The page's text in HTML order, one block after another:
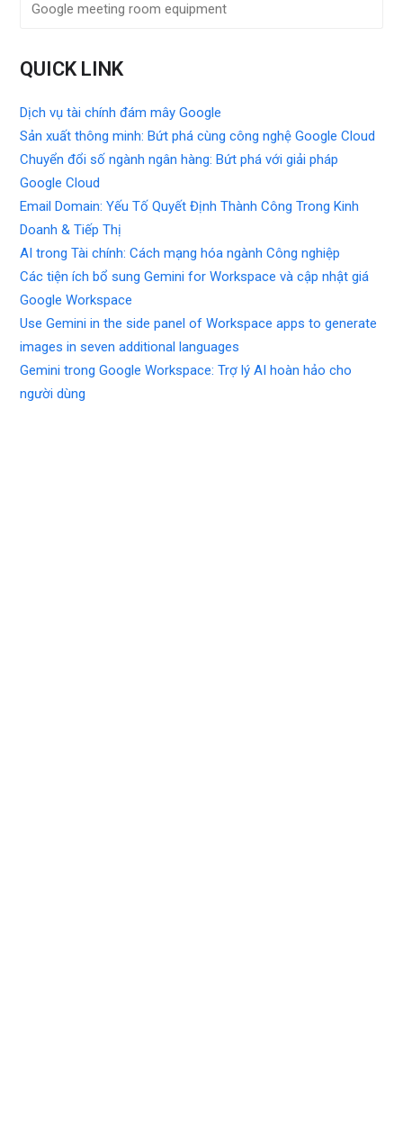
Google meeting room equipment
QUICK LINK
Dịch vụ tài chính đám mây Google
Sản xuất thông minh: Bứt phá cùng công nghệ Google Cloud
Chuyển đổi số ngành ngân hàng: Bứt phá với giải pháp
Google Cloud
Email Domain: Yếu Tố Quyết Định Thành Công Trong Kinh
Doanh & Tiếp Thị
AI trong Tài chính: Cách mạng hóa ngành Công nghiệp
Các tiện ích bổ sung Gemini for Workspace và cập nhật giá
Google Workspace
Use Gemini in the side panel of Workspace apps to generate
images in seven additional languages
Gemini trong Google Workspace: Trợ lý AI hoàn hảo cho
người dùng